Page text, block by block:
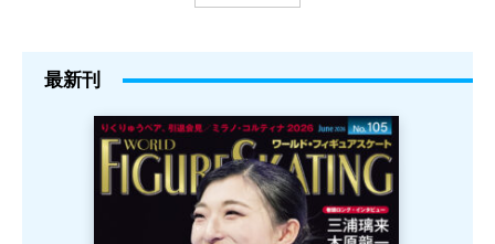
最新刊